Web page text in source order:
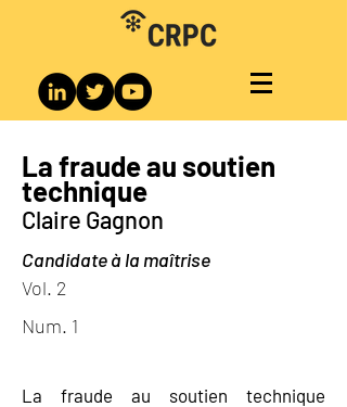
La fraude au soutien
technique
Claire Gagnon
Candidate à la maîtrise
Vol. 2
Num. 1
La fraude au soutien technique